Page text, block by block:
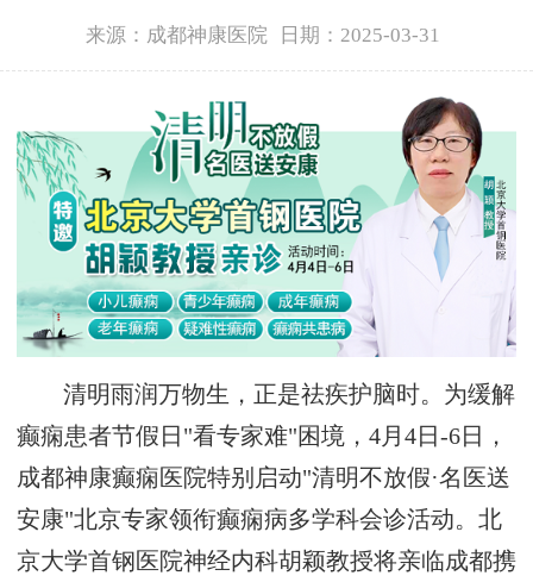
来源：成都神康医院 日期：2025-03-31
清明雨润万物生，正是祛疾护脑时。为缓解
癫痫患者节假日"看专家难"困境，4月4日-6日，
成都神康癫痫医院特别启动"清明不放假·名医送
安康"北京专家领衔癫痫病多学科会诊活动。北
京大学首钢医院神经内科胡颖教授将亲临成都携